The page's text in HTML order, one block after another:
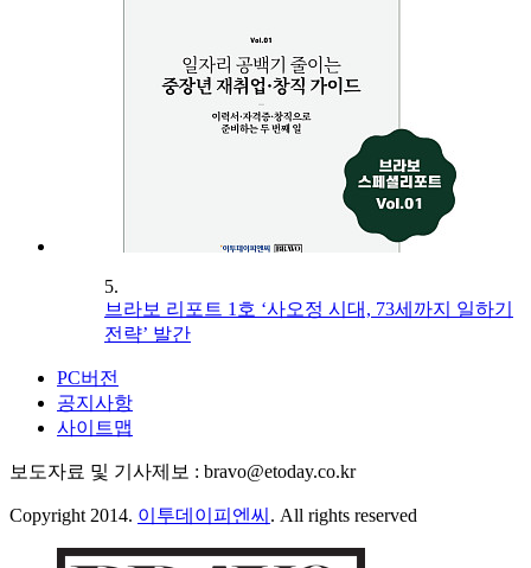
5.
브라보 리포트 1호 ‘사오정 시대, 73세까지 일하기
전략’ 발간
PC버전
공지사항
사이트맵
보도자료 및 기사제보 : bravo@etoday.co.kr
Copyright 2014. 이투데이피엔씨 . All rights reserved